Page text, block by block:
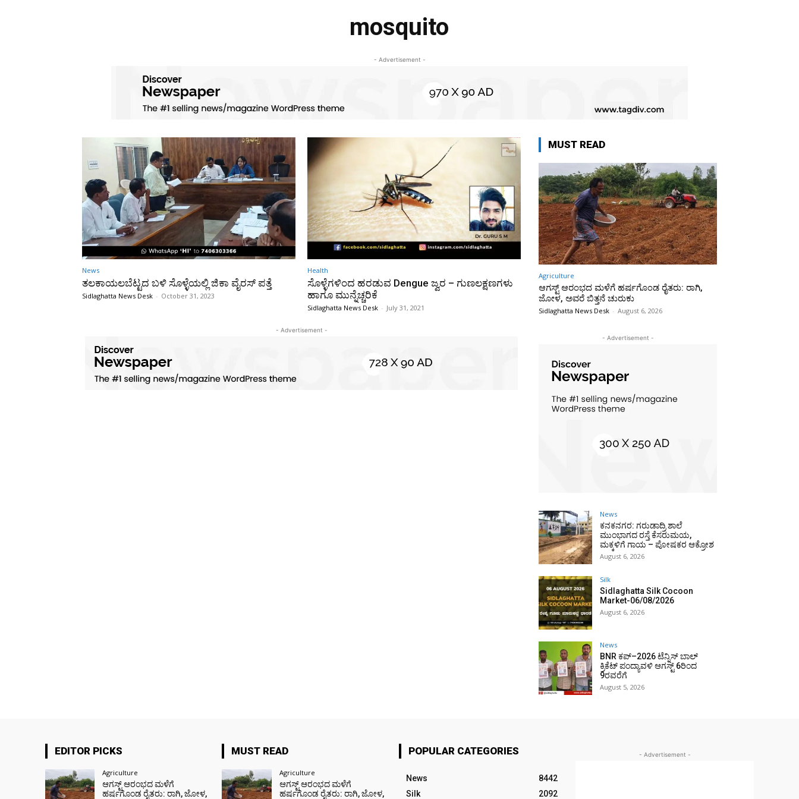
mosquito
- Advertisement -
News
ತಲಕಾಯಲಬೆಟ್ಟದ ಬಳಿ ಸೊಳ್ಳೆಯಲ್ಲಿ ಜಿಕಾ ವೈರಸ್ ಪತ್ತೆ
Sidlaghatta News Desk - October 31, 2023
Health
ಸೊಳ್ಳೆಗಳಿಂದ ಹರಡುವ Dengue ಜ್ವರ – ಗುಣಲಕ್ಷಣಗಳು
ಹಾಗೂ ಮುನ್ನೆಚ್ಚರಿಕೆ
Sidlaghatta News Desk - July 31, 2021
- Advertisement -
MUST READ
Agriculture
ಆಗಸ್ಟ್ ಆರಂಭದ ಮಳೆಗೆ ಹರ್ಷಗೊಂಡ ರೈತರು: ರಾಗಿ,
ಜೋಳ, ಅವರೆ ಬಿತ್ತನೆ ಚುರುಕು
Sidlaghatta News Desk - August 6, 2026
- Advertisement -
News
ಕನಕನಗರ: ಗರುಡಾದ್ರಿ ಶಾಲೆ
ಮುಂಭಾಗದ ರಸ್ತೆ ಕೆಸರುಮಯ,
ಮಕ್ಕಳಿಗೆ ಗಾಯ – ಪೋಷಕರ ಆಕ್ರೋಶ
August 6, 2026
Silk
Sidlaghatta Silk Cocoon
Market-06/08/2026
August 6, 2026
News
BNR ಕಪ್–2026 ಟೆನ್ನಿಸ್ ಬಾಲ್
ಕ್ರಿಕೆಟ್ ಪಂದ್ಯಾವಳಿ ಆಗಸ್ಟ್ 6ರಿಂದ
9ರವರೆಗೆ
August 5, 2026
EDITOR PICKS
Agriculture
ಆಗಸ್ಟ್ ಆರಂಭದ ಮಳೆಗೆ
ಹರ್ಷಗೊಂಡ ರೈತರು: ರಾಗಿ, ಜೋಳ,
MUST READ
Agriculture
ಆಗಸ್ಟ್ ಆರಂಭದ ಮಳೆಗೆ
ಹರ್ಷಗೊಂಡ ರೈತರು: ರಾಗಿ, ಜೋಳ,
POPULAR CATEGORIES
News
8442
Silk
2092
- Advertisement -